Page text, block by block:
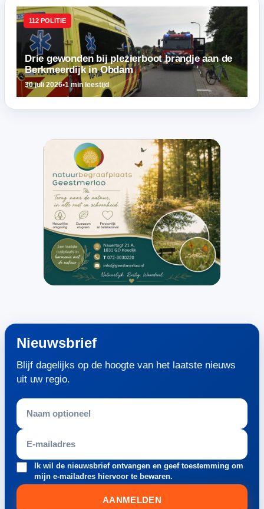
112 POLITIE
Drie gewonden bij plezierboot brandje aan de
Berkmeerdijk in Obdam
30 juli 2026•1 min leestijd
Nieuwsbrief
Blijf dagelijks op de hoogte van het laatste nieuws
uit uw regio.
Ik wil de nieuwsbrief ontvangen en geef toestemming om
mijn e-mailadres hiervoor te bewaren.
AANMELDEN